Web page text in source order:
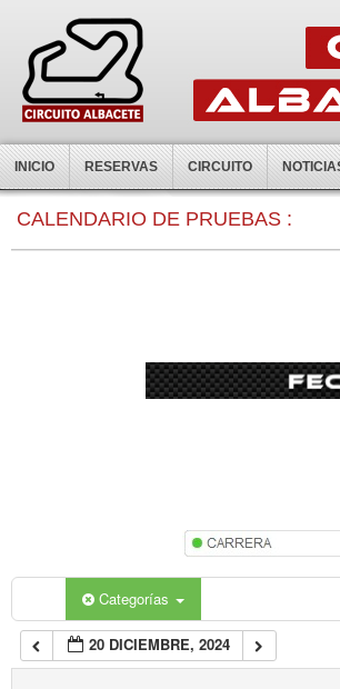
INICIO RESERVAS CIRCUITO
CALENDARIO DE PRUEBAS :
Categorías
20 DICIEMBRE, 2024
0:00
7:00